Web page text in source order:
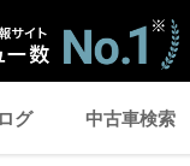
グ 中古車検索